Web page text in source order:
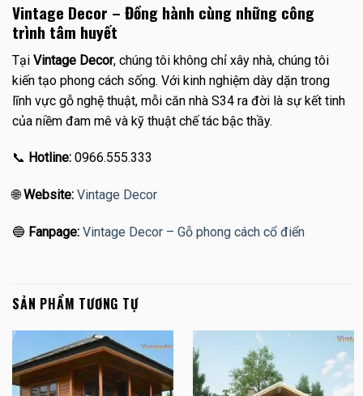
Vintage Decor – Đồng hành cùng những công
trình tâm huyết
Tại Vintage Decor, chúng tôi không chỉ xây nhà, chúng tôi
kiến tạo phong cách sống. Với kinh nghiệm dày dặn trong
lĩnh vực gỗ nghệ thuật, mỗi căn nhà S34 ra đời là sự kết tinh
của niềm đam mê và kỹ thuật chế tác bậc thầy.
📞 Hotline: 0966.555.333
🌐Website: Vintage Decor
🔵 Fanpage: Vintage Decor – Gỗ phong cách cổ điển
SẢN PHẨM TƯƠNG TỰ